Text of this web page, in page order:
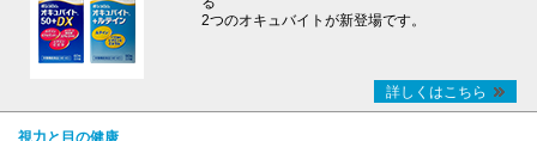
2つのオキュバイトが新登場です。
詳しくはこちら